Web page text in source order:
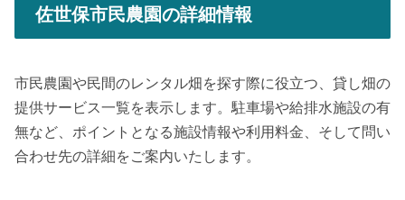
佐世保市民農園の詳細情報
市民農園や民間のレンタル畑を探す際に役立つ、貸し畑の
提供サービス一覧を表示します。駐車場や給排水施設の有
無など、ポイントとなる施設情報や利用料金、そして問い
合わせ先の詳細をご案内いたします。